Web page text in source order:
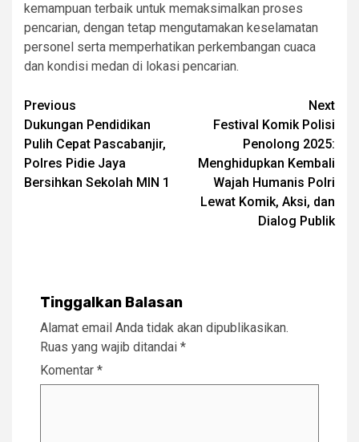
kemampuan terbaik untuk memaksimalkan proses
pencarian, dengan tetap mengutamakan keselamatan
personel serta memperhatikan perkembangan cuaca
dan kondisi medan di lokasi pencarian.
Post
navigation
Previous
Dukungan Pendidikan
Pulih Cepat Pascabanjir,
Polres Pidie Jaya
Bersihkan Sekolah MIN 1
Next
Festival Komik Polisi
Penolong 2025:
Menghidupkan Kembali
Wajah Humanis Polri
Lewat Komik, Aksi, dan
Dialog Publik
Tinggalkan Balasan
Alamat email Anda tidak akan dipublikasikan.
Ruas yang wajib ditandai *
Komentar *